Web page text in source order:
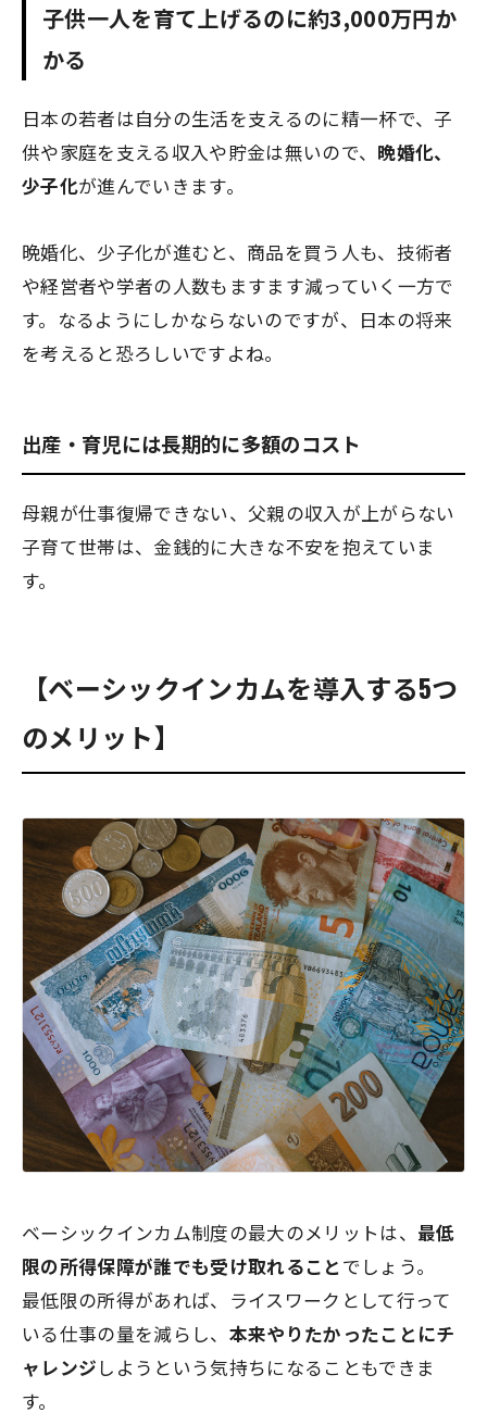
子供一人を育て上げるのに約3,000万円か
かる
日本の若者は自分の生活を支えるのに精一杯で、子
供や家庭を支える収入や貯金は無いので、 晩婚化、
少子化が進んでいきます。
晩婚化、少子化が進むと、商品を買う人も、技術者
や経営者や学者の人数もますます減っていく一方で
す。なるようにしかならないのですが、日本の将来
を考えると恐ろしいですよね。
出産・育児には長期的に多額のコスト
母親が仕事復帰できない、父親の収入が上がらない
子育て世帯は、金銭的に大きな不安を抱えていま
す。
【ベーシックインカムを導入する5つ
のメリット】
ベーシックインカム制度の最大のメリットは、 最低
限の所得保障が誰でも受け取れること でしょう。
最低限の所得があれば、ライスワークとして行って
いる仕事の量を減らし、 本来やりたかったことにチ
ャレンジ しようという気持ちになることもできま
す。